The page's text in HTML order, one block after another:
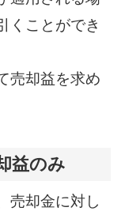
くことができ
売却益を求め
益のみ
売却金に対し